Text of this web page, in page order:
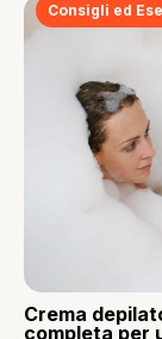
Consigli ed
Crema
completa per